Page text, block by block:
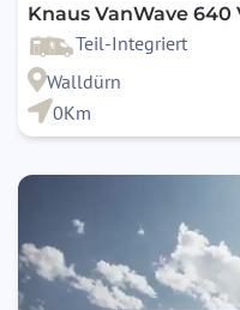
Knaus VanWave 640
Teil-Integriert
Walldürn
0Km